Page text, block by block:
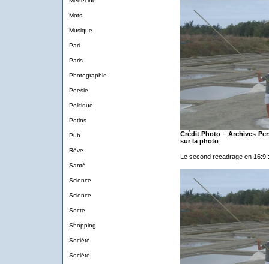
Mots
Musique
Pari
Paris
Photographie
Poesie
Politique
Potins
Pub
Rève
Santé
Science
Science
Secte
Shopping
Société
Société
Crédit Photo – Archives
sur la photo
Le second recadrage en 16:9 :